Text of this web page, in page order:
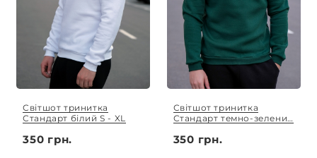
Світшот тринитка
Стандарт білий S - XL
350 грн.
Світшот тринитка
Стандарт темно-зелений
350 грн.